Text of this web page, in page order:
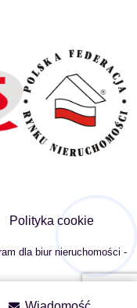
Polityka cookie
dla biur nieruchomości -